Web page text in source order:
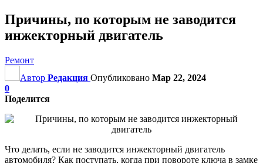
Причины, по которым не заводится
инжекторный двигатель
Ремонт
Автор Редакция Опубликовано Мар 22, 2024
0
Поделится
Что делать, если не заводится инжекторный двигатель
автомобиля? Как поступать, когда при повороте ключа в замке